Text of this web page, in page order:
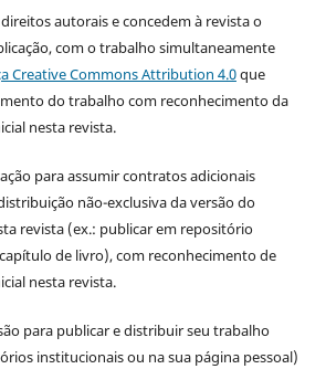
autorais e concedem à revista o
com o trabalho simultaneamente
Creative Commons Attribution 4.0que
do trabalho com reconhecimento da
nesta revista.
para assumir contratos adicionais
não-exclusiva da versão do
revista (ex.: publicar em repositório
de livro), com reconhecimento de
nesta revista.
para publicar e distribuir seu trabalho
institucionais ou na sua página pessoal)